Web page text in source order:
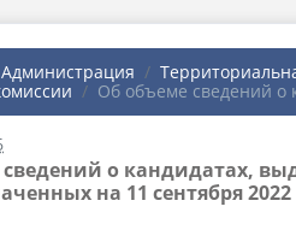
Администрация
Об объеме сведений о
о кандидатах,
на 11 сентября